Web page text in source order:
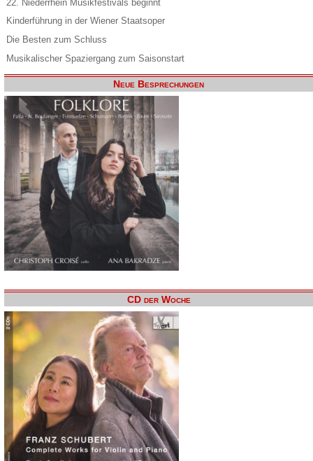
22. Niederrhein Musikfestivals beginnt
Kinderführung in der Wiener Staatsoper
Die Besten zum Schluss
Musikalischer Spaziergang zum Saisonstart
Neue Besprechungen
CD der Woche